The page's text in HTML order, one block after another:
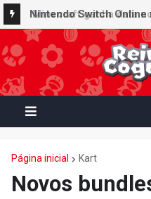
Nintendo Switch
Mario Paint (SNES) e
(GBA)
Página inicial Kart
Novos